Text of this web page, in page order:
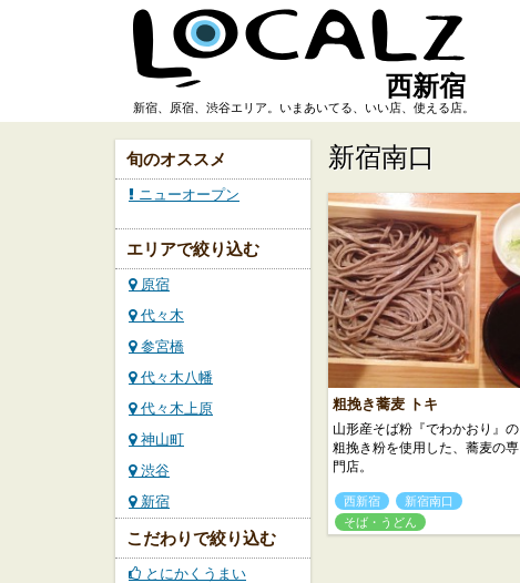
西新宿
新宿、原宿、渋谷エリア。いまあいてる、いい店、使える店。
旬のオススメ
ニューオープン
エリアで絞り込む
原宿
代々木
参宮橋
代々木八幡
代々木上原
神山町
渋谷
新宿
こだわりで絞り込む
とにかくうまい
新宿南口
粗挽き蕎麦 トキ
山形産そば粉『でわかおり』の
粗挽き粉を使用した、蕎麦の専
門店。
西新宿
新宿南口
そば・うどん